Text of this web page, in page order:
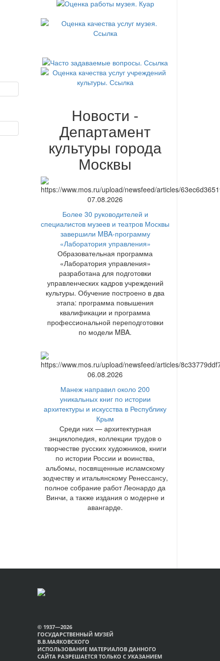
Новости -
Департамент
культуры города
Москвы
07.08.2026
Более 30 руководителей и
специалистов музеев и театров Москвы
завершили MBA-программу
«Лаборатория управления»
Образовательная программа
«Лаборатория управления»
разработана для подготовки
управленческих кадров учреждений
культуры. Обучение построено в два
этапа: программа повышения
квалификации и программа
профессиональной переподготовки
по модели MBA.
06.08.2026
Манеж направил около 200
уникальных книг по истории
архитектуры и искусства в Республику
Крым
Среди них — архитектурная
энциклопедия, коллекции трудов о
творчестве русских художников, книги
по истории России и воинства,
альбомы, посвященные исламскому
зодчеству и итальянскому Ренессансу,
полное собрание работ Леонардо да
Винчи, а также издания о модерне и
авангарде.
© 1937—2026
ГОСУДАРСТВЕННЫЙ МУЗЕЙ
В.В.МАЯКОВСКОГО
ИСПОЛЬЗОВАНИЕ МАТЕРИАЛОВ ДАННОГО
САЙТА РАЗРЕШАЕТСЯ ТОЛЬКО С УКАЗАНИЕМ